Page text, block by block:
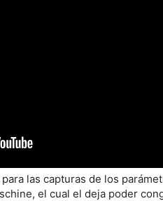
las capturas de los
el cual el deja poder